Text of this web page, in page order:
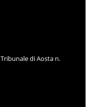
di Aosta n.